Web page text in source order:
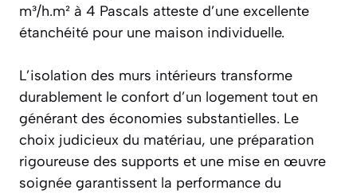
m³/h.m² à 4 Pascals atteste d’une excellente
étanchéité pour une maison individuelle.
L’isolation des murs intérieurs transforme
durablement le confort d’un logement tout en
générant des économies substantielles. Le
choix judicieux du matériau, une préparation
rigoureuse des supports et une mise en œuvre
soignée garantissent la performance du